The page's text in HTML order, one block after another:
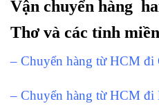
Vận chuyển hàng
Thơ và các tỉnh
– Chuyển hàng từ HCM đi
– Chuyển hàng từ HCM đi